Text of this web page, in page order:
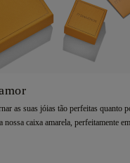
as suas jóias tão perfeitas quanto
nossa caixa amarela, perfeitamente